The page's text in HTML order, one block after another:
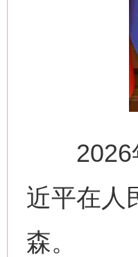
2026年
近平在人
森。